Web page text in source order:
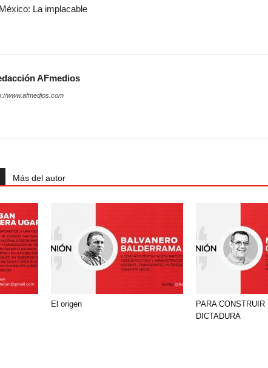
La implacable
AFmedios
www.afmedios.com
Más del autor
El origen
PARA CONSTRUIR
DICTADURA